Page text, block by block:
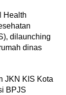
Health
dilaunching
dinas
JKN KIS Kota
BPJS